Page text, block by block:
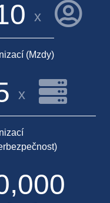
0 x
(mzdy)
x
,000